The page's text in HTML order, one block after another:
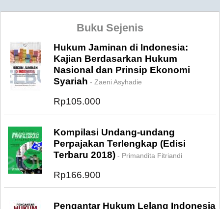
Buku Sejenis
Hukum Jaminan di Indonesia:
Kajian Berdasarkan Hukum
Nasional dan Prinsip Ekonomi
Syariah - Zaeni Asyhadie
Rp105.000
Kompilasi Undang-undang
Perpajakan Terlengkap (Edisi
Terbaru 2018) - Primandita Fitriandi
Rp166.900
Pengantar Hukum Lelang Indonesia